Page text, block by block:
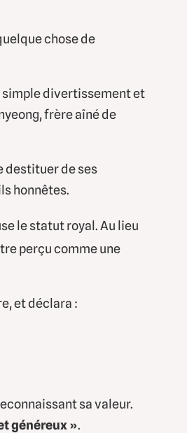
chose de
divertissement et
frère aîné de
destituer de ses
honnêtes.
le statut royal. Au lieu
perçu comme une
et déclara :
sa valeur.
généreux ».